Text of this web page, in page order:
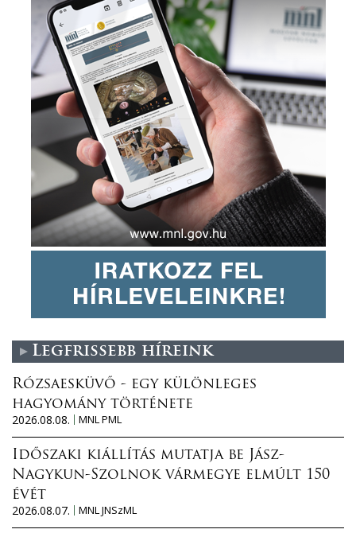
Legfrissebb híreink
Rózsaesküvő - egy különleges
hagyomány története
2026.08.08.
MNL PML
Időszaki kiállítás mutatja be Jász-
Nagykun-Szolnok vármegye elmúlt 150
évét
2026.08.07.
MNL JNSzML